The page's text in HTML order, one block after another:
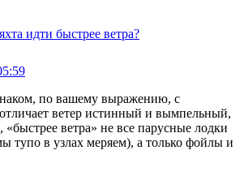
идти быстрее ветра?
по вашему выражению, с
ветер истинный и вымпельный,
«быстрее ветра» не все парусные лодки
тупо в узлах меряем), а только фойлы и